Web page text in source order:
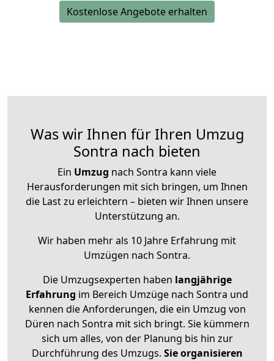
Kostenlose Angebote erhalten
Was wir Ihnen für Ihren Umzug
Sontra nach bieten
Ein Umzug nach Sontra kann viele
Herausforderungen mit sich bringen, um Ihnen
die Last zu erleichtern – bieten wir Ihnen unsere
Unterstützung an.
Wir haben mehr als 10 Jahre Erfahrung mit
Umzügen nach Sontra.
Die Umzugsexperten haben langjährige
Erfahrung im Bereich Umzüge nach Sontra und
kennen die Anforderungen, die ein Umzug von
Düren nach Sontra mit sich bringt. Sie kümmern
sich um alles, von der Planung bis hin zur
Durchführung des Umzugs. Sie organisieren